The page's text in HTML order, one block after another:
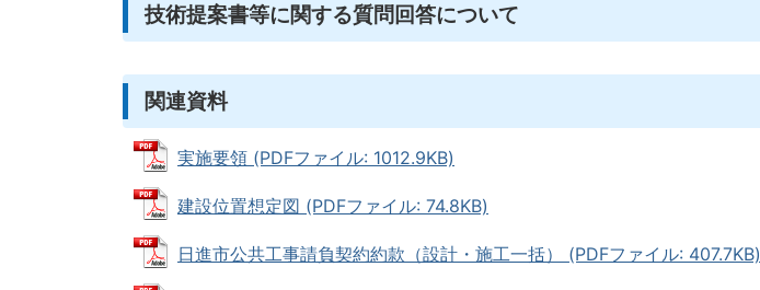
技術提案書等に関する質問回答について
関連資料
実施要領 (PDFファイル: 1012.9KB)
建設位置想定図 (PDFファイル: 74.8KB)
日進市公共工事請負契約約款（設計・施工一括） (PDFファイル: 407.7KB)